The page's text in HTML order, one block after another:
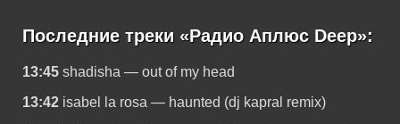
Последние треки «Радио Аплюс Deep»:
13:45 shadisha — out of my head
13:42 isabel la rosa — haunted (dj kapral remix)